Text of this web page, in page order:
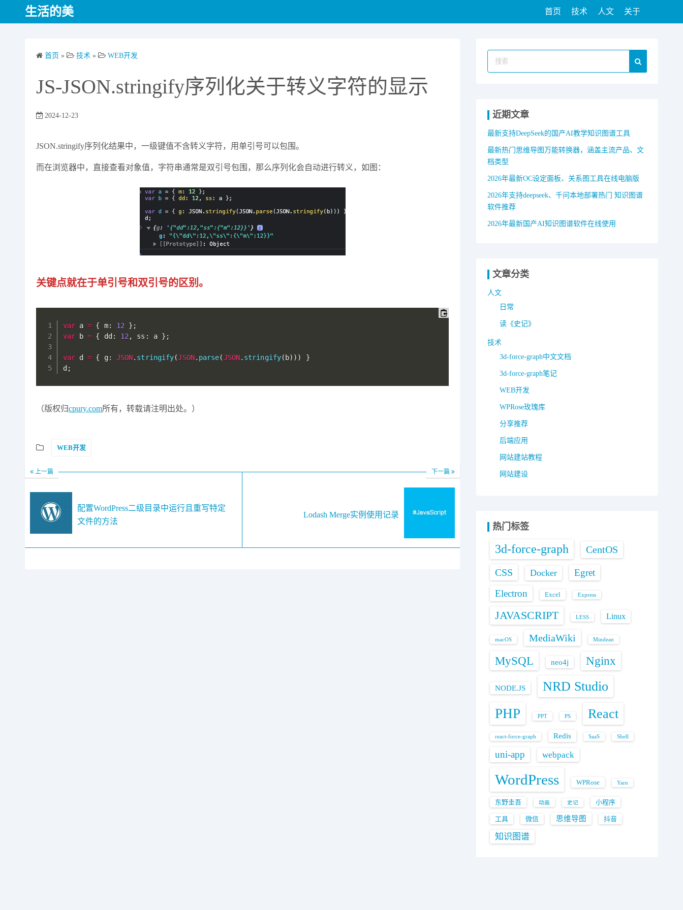
生活的美 首页 技术 人文 关于
首页 » 技术 » WEB开发
JS-JSON.stringify序列化关于转义字符的显示
2024-12-23
JSON.stringify序列化结果中，一级键值不含转义字符，用单引号可以包围。
而在浏览器中，直接查看对象值，字符串通常是双引号包围，那么序列化会自动进行转义，如图：
关键点就在于单引号和双引号的区别。
var a = { m: 12 } ;
var b = { dd: 12 , ss : a } ;
var d = { g: JSON. stringify(JSON. parse(JSON. stringify(b) ) )
}
d;
（版权归cpury.com所有，转载请注明出处。）
WEB开发
上一篇
配置WordPress二级目录中运行且重写特定
文件的方法
下一篇
Lodash Merge实例使用记录
近期文章
最新支持DeepSeek的国产AI教学知识图谱工具
最新热门思维导图万能转换器，涵盖主流产品、文
档类型
2026年最新OC设定面板、关系图工具在线电脑版
2026年支持deepseek、千问本地部署热门 知识图谱
软件推荐
2026年最新国产AI知识图谱软件在线使用
文章分类
人文
日常
读《史记》
技术
3d-force-graph中文文档
3d-force-graph笔记
WEB开发
WPRose玫瑰库
分享推荐
后端应用
网站建站教程
网站建设
热门标签
3d-force-graph CentOS
CSS Docker
Egret
Electron
Excel Express
JAVASCRIPT LESS Linux
macOS MediaWiki Mindean
MySQL neo4j Nginx
NODE.JS NRD Studio
PHP PPT PS React
react-force-graph Redis SaaS Shell
uni-app webpack
WordPress WPRose Yarn
东野圭吾 动画 史记 小程序
工具 微信 思维导图 抖音
知识图谱